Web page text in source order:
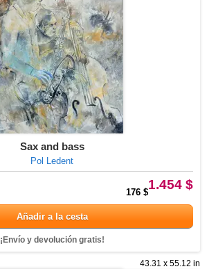
Sax and bass
Pol Ledent
1.454 $
176 $
Añadir a la cesta
¡Envío y devolución gratis!
43.31 x 55.12 in